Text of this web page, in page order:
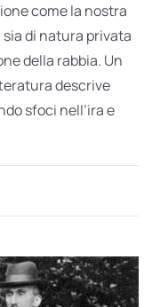
come la nostra
di natura privata
della rabbia. Un
descrive
sfoci nell’ira e